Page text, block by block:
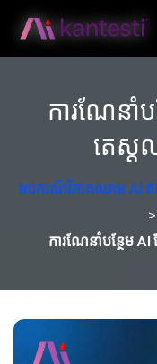
ការណែនាំប
តេស្
ឧបករណ៍វិភាគឈាម AI ឥ
>
ការណែនាំបន្ថែម